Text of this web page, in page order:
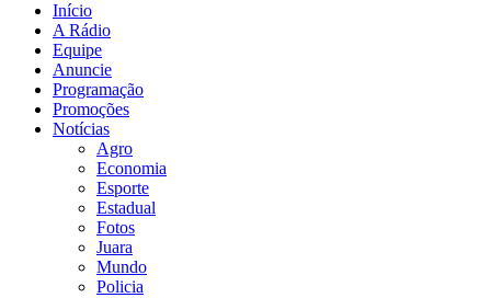
Início
A Rádio
Equipe
Anuncie
Programação
Promoções
Notícias
Agro
Economia
Esporte
Estadual
Fotos
Juara
Mundo
Policia